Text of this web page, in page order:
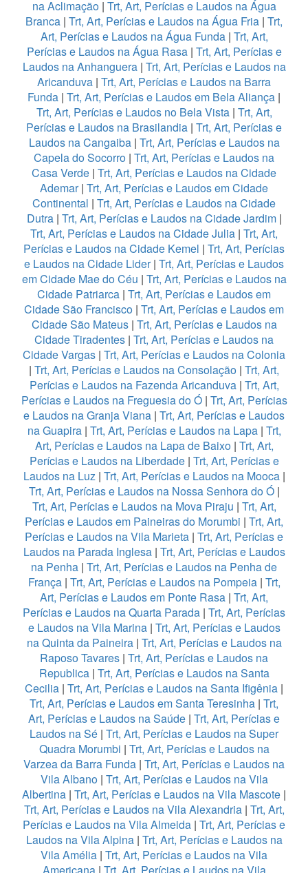
na Aclimação| Trt, Art, Perícias e Laudos na Água
Branca | Trt, Art, Perícias e Laudos na Água Fria | Trt,
Art, Perícias e Laudos na Água Funda| Trt, Art,
Perícias e Laudos na Água Rasa | Trt, Art, Perícias e
Laudos na Anhanguera| Trt, Art, Perícias e Laudos na
Aricanduva | Trt, Art, Perícias e Laudos na Barra
Funda | Trt, Art, Perícias e Laudos em Bela Aliança |
Trt, Art, Perícias e Laudos no Bela Vista| Trt, Art,
Perícias e Laudos na Brasilandia | Trt, Art, Perícias e
Laudos na Cangaiba| Trt, Art, Perícias e Laudos na
Capela do Socorro | Trt, Art, Perícias e Laudos na
Casa Verde | Trt, Art, Perícias e Laudos na Cidade
Ademar| Trt, Art, Perícias e Laudos em Cidade
Continental | Trt, Art, Perícias e Laudos na Cidade
Dutra | Trt, Art, Perícias e Laudos na Cidade Jardim|
Trt, Art, Perícias e Laudos na Cidade Julia | Trt, Art,
Perícias e Laudos na Cidade Kemel | Trt, Art, Perícias
e Laudos na Cidade Lider| Trt, Art, Perícias e Laudos
em Cidade Mae do Céu | Trt, Art, Perícias e Laudos na
Cidade Patriarca | Trt, Art, Perícias e Laudos em
Cidade São Francisco | Trt, Art, Perícias e Laudos em
Cidade São Mateus| Trt, Art, Perícias e Laudos na
Cidade Tiradentes | Trt, Art, Perícias e Laudos na
Cidade Vargas | Trt, Art, Perícias e Laudos na Colonia
| Trt, Art, Perícias e Laudos na Consolação | Trt, Art,
Perícias e Laudos na Fazenda Aricanduva| Trt, Art,
Perícias e Laudos na Freguesia do Ó| Trt, Art, Perícias
e Laudos na Granja Viana | Trt, Art, Perícias e Laudos
na Guapira| Trt, Art, Perícias e Laudos na Lapa| Trt,
Art, Perícias e Laudos na Lapa de Baixo | Trt, Art,
Perícias e Laudos na Liberdade | Trt, Art, Perícias e
Laudos na Luz| Trt, Art, Perícias e Laudos na Mooca|
Trt, Art, Perícias e Laudos na Nossa Senhora do Ó|
Trt, Art, Perícias e Laudos na Mova Piraju | Trt, Art,
Perícias e Laudos em Paineiras do Morumbi | Trt, Art,
Perícias e Laudos na Vila Marieta | Trt, Art, Perícias e
Laudos na Parada Inglesa | Trt, Art, Perícias e Laudos
na Penha | Trt, Art, Perícias e Laudos na Penha de
França | Trt, Art, Perícias e Laudos na Pompeia| Trt,
Art, Perícias e Laudos em Ponte Rasa | Trt, Art,
Perícias e Laudos na Quarta Parada | Trt, Art, Perícias
e Laudos na Vila Marina| Trt, Art, Perícias e Laudos
na Quinta da Paineira| Trt, Art, Perícias e Laudos na
Raposo Tavares | Trt, Art, Perícias e Laudos na
Republica| Trt, Art, Perícias e Laudos na Santa
Cecilia | Trt, Art, Perícias e Laudos na Santa Ifigênia |
Trt, Art, Perícias e Laudos em Santa Teresinha | Trt,
Art, Perícias e Laudos na Saúde | Trt, Art, Perícias e
Laudos na Sé | Trt, Art, Perícias e Laudos na Super
Quadra Morumbi | Trt, Art, Perícias e Laudos na
Varzea da Barra Funda | Trt, Art, Perícias e Laudos na
Vila Albano| Trt, Art, Perícias e Laudos na Vila
Albertina | Trt, Art, Perícias e Laudos na Vila Mascote |
Trt, Art, Perícias e Laudos na Vila Alexandria| Trt, Art,
Perícias e Laudos na Vila Almeida | Trt, Art, Perícias e
Laudos na Vila Alpina | Trt, Art, Perícias e Laudos na
Vila Amélia | Trt, Art, Perícias e Laudos na Vila